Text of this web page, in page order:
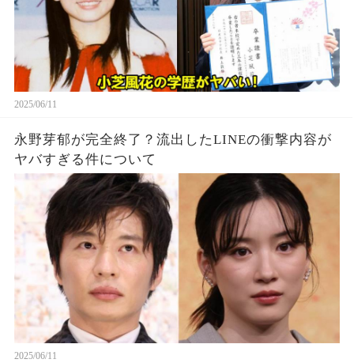
2025/06/11
永野芽郁が完全終了？流出したLINEの衝撃内容が
ヤバすぎる件について
2025/06/11